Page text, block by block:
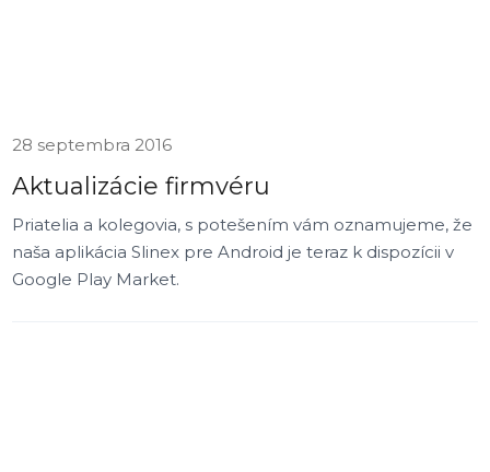
28 septembra 2016
Aktualizácie firmvéru
Priatelia a kolegovia, s potešením vám oznamujeme, že
naša aplikácia Slinex pre Android je teraz k dispozícii v
Google Play Market.